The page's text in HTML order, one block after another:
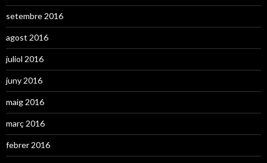
setembre 2016
agost 2016
juliol 2016
juny 2016
maig 2016
març 2016
febrer 2016